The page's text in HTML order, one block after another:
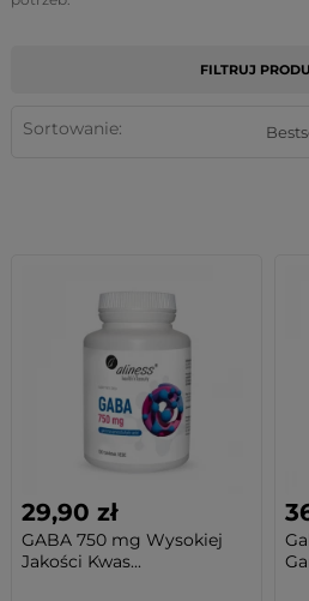
FILTRUJ
Sortowanie:
29,90 zł
GABA 750 mg Wysokiej
Jakości Kwas...